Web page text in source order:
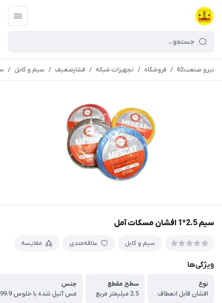
نیرو صنعت62 / فروشگاه / تجهیزات شبکه / فشارضعیف / سیم و کابل / سیم
سیم 2.5*1 افشان مسکات آمل
سیم و کابل علاقه‌مندی مقایسه
ویژگی‌ها
نوع
افشان قابل انعطاف
سطح مقطع
2.5 میلیمتر مربع
جنس
مس آنیل شده با خلوص 99.9%